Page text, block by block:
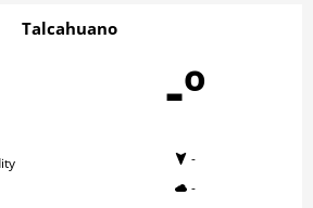
Talcahuano
-º
-
-